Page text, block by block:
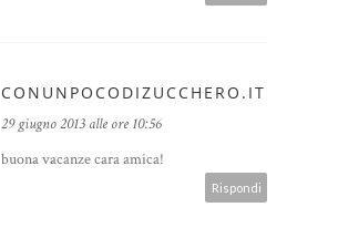
CONUNPOCODIZUCCHERO.IT
29 giugno 2013 alle ore 10:56
buona vacanze cara amica!
Rispondi